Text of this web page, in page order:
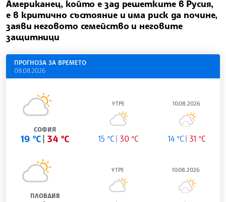
Американец, който е зад решетките в Русия,
е в критично състояние и има риск да почине,
заяви неговото семейство и неговите
защитници
ПРОГНОЗА ЗА ВРЕМЕТО
08.08.2026
СОФИЯ
19 °C 34 °C
УТРЕ
15 °C 30 °C
10.08.2026
14 °C 31 °C
ПЛОВДИВ
УТРЕ 10.08.2026